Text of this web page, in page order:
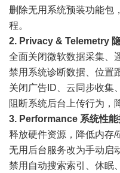
删除无用系统预装功能包
程。
2. Privacy & Telemetry
全面关闭微软数据采集、
禁用系统诊断数据、位置
关闭广告ID、云同步收集
阻断系统后台上传行为，
3. Performance 系统性能
释放硬件资源，降低内存/
无用后台服务改为手动启
禁用自动搜索索引、休眠